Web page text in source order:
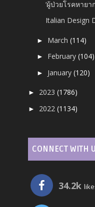
‘ผู้ป่วยโรคหายา
Italian Design
► March(114)
► February(104)
► January(120)
► 2023(1786)
► 2022(1134)
CONNECT WITH
34.2k